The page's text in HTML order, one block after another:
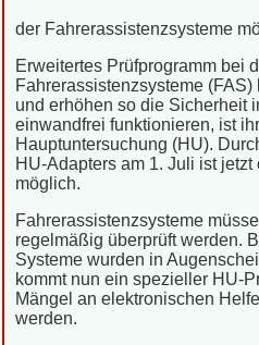
der Fahrerassistenzsysteme
Erweitertes Prüfprogramm bei
Fahrerassistenzsysteme
und erhöhen so die Sicherheit
einwandfrei funktionieren, ist
Hauptuntersuchung (HU).
HU-Adapters am 1. Juli ist
möglich.
Fahrerassistenzsysteme
regelmäßig überprüft werden.
Systeme wurden in
kommt nun ein spezieller HU-
Mängel an elektronischen
werden.